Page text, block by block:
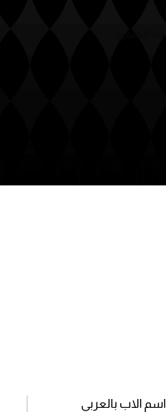
اسم الاب بالعربي